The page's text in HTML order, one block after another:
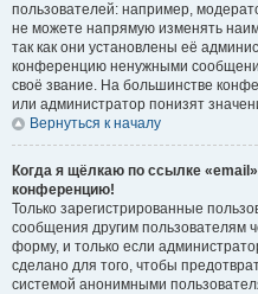
пользователей: например,
не можете напрямую изменять
так как они установлены её
конференцию ненужными
своё звание. На большинстве
или администратор понизят
Вернуться к началу
Когда я щёлкаю по ссылке
конференцию!
Только зарегистрированные
сообщения другим пользователям
форму, и только если
сделано для того, чтобы
системой анонимными